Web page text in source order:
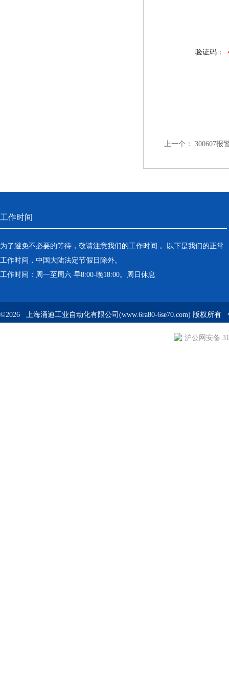
验证码：
上一个： 300607报
工作时间
为了避免不必要的等待，敬请注意我们的工作时间 。以下是我们的正常
工作时间，中国大陆法定节假日除外。
工作时间：周一至周六 早8:00-晚18:00。周日休息
©2026 上海涌迪工业自动化有限公司(www.6ra80-6se70.com) 版权所有
沪公网安备